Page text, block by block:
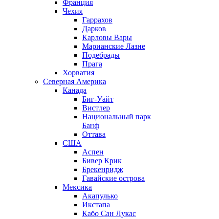
Франция
Чехия
Гаррахов
Дарков
Карловы Вары
Марианские Лазне
Подебрады
Прага
Хорватия
Северная Америка
Канада
Биг-Уайт
Вистлер
Национальный парк
Банф
Оттава
США
Аспен
Бивер Крик
Брекенридж
Гавайские острова
Мексика
Акапулько
Икстапа
Кабо Сан Лукас